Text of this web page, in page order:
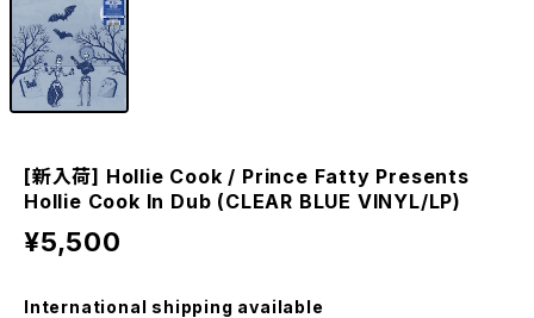
[新入荷] Hollie Cook / Prince Fatty Presents
Hollie Cook In Dub (CLEAR BLUE VINYL/LP)
¥5,500
International shipping available